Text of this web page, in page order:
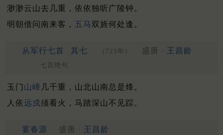
渺渺云山去几重，依依独听广陵钟。
明朝借问南来客， 五马 双旌何处逢。
从军行七首 其七 （725年） 盛唐 · 王昌龄
七言绝句
玉门 山嶂 几千重，山北山南总是烽。
人依远戍须看火，马踏深山不见踪。
宴春源 盛唐 · 王昌龄